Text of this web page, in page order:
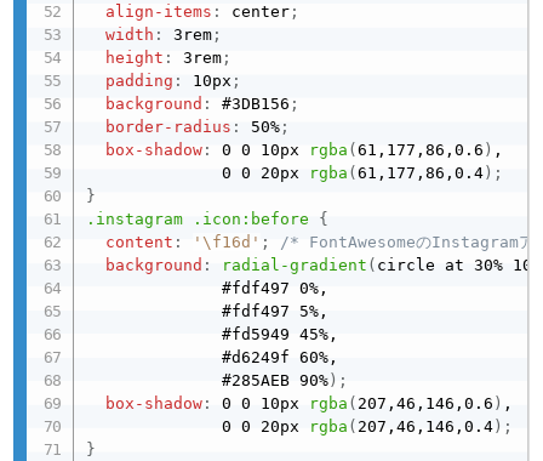
align-items : center ;
width : 3rem ;
height : 3rem ;
padding : 10px ;
background : #3DB156 ;
border-radius : 50% ;
box-shadow : 0 0 10px rgba (61,177,86,0.6 ) ,
              0 0 20px
rgba (61,177,86,0.4 ) ;
}
.instagram .icon:before
{
content : '\f16d' ;
/* FontAwesomeのInstagramア
background : radial-gradient ( circle at 30%
              #fdf497 0%,
              #fdf497 5%,
              #fd5949 45%,
              #d6249f 60%,
              #285AEB 90%
) ;
box-shadow : 0 0 10px rgba ( 207,46,146,0.6 ) ,
              0 0 20px
rgba ( 207,46,146,0.4 ) ;
}